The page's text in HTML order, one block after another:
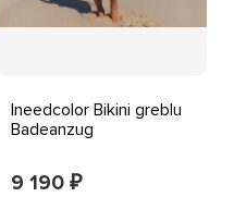
Ineedcolor Bikini greblu
Badeanzug
9 190 ₽